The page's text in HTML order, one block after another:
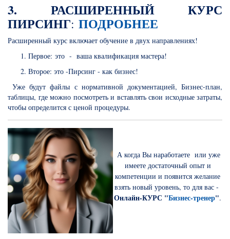
3. РАСШИРЕННЫЙ КУРС
ПИРСИНГ: ПОДРОБНЕЕ
Расширенный курс включает обучение в двух направлениях!
Первое: это - ваша квалификация мастера!
Второе: это -Пирсинг - как бизнес!
Уже будут файлы с нормативной документацией, Бизнес-план,
таблицы, где можно посмотреть и вставлять свои исходные затраты,
чтобы определится с ценой процедуры.
А когда Вы наработаете или уже
имеете достаточный опыт и
компетенции и появится желание
взять новый уровень, то для вас -
Онлайн-КУРС "Бизнес-тренер".